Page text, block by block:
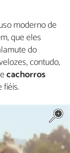
moderno de
que eles
do
contudo,
cachorros
fiéis.